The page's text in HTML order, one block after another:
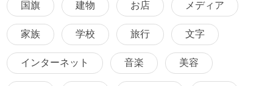
国旗 建物 お店 メディア
家族 学校 旅行 文字
インターネット 音楽 美容